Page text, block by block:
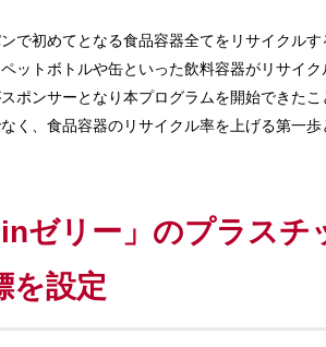
ンで初めてとなる食品容器全てをリサイクル
ットボトルや缶といった飲料容器がリサイ
ポンサーとなり本プログラムを開始できた
く、食品容器のリサイクル率を上げる第一歩
ゼリー」のプラス
を設定